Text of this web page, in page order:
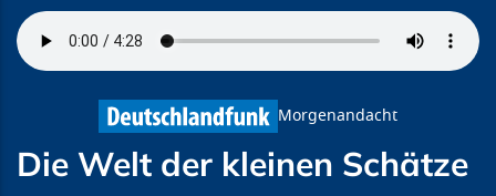
Morgenandacht
Die Welt der kleinen Schätze